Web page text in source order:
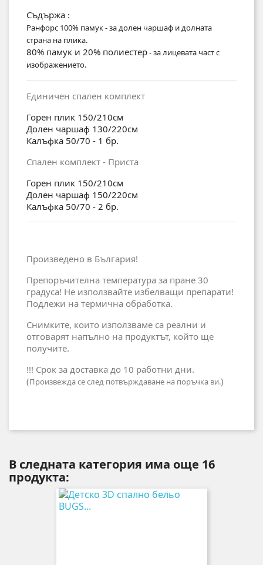
Съдържа :
Ранфорс 100% памук - за долен чаршаф и долната
страна на плика.
80% памук и 20% полиестер- за лицевата част с
изображението.
Единичен спален комплект
Горен плик 150/210см
Долен чаршаф 130/220см
Калъфка 50/70 - 1 бр.
Спален комплект - Приста
Горен плик 150/210см
Долен чаршаф 150/220см
Калъфка 50/70 - 2 бр.
Произведено в България!
Препоръчителна температура за пране 30
градуса! Не използвайте избелващи препарати!
Подлежи на термична обработка.
Снимките, които използваме са реални и
отговарят напълно на продуктът, който ще
получите.
!!! Срок за доставка до 10 работни дни.
(Произвежда се след потвърждаване на поръчка ви.)
В следната категория има още 16
продукта: